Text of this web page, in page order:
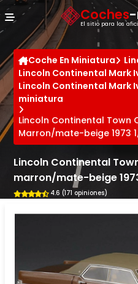
Coches
El sitio para los
Coche En Miniatura
Lincoln Continental Mark
Lincoln Continental Mark
miniatura
Lincoln Continental Town
Marron/mate-beige 1973
Lincoln Continental
marron/mate-beige
4.6 (171 opiniones)
Panel de gestión de cookies